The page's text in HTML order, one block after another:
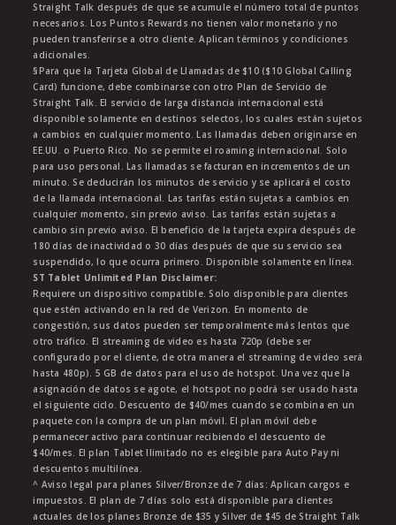
Straight Talk después de que se acumule el número total de puntos
necesarios. Los Puntos Rewards no tienen valor monetario y no
pueden transferirse a otro cliente. Aplican términos y condiciones
adicionales.
§Para que la Tarjeta Global de Llamadas de $10 ($10 Global Calling
Card) funcione, debe combinarse con otro Plan de Servicio de
Straight Talk. El servicio de larga distancia internacional está
disponible solamente en destinos selectos, los cuales están sujetos
a cambios en cualquier momento. Las llamadas deben originarse en
EE.UU. o Puerto Rico. No se permite el roaming internacional. Solo
para uso personal. Las llamadas se facturan en incrementos de un
minuto. Se deducirán los minutos de servicio y se aplicará el costo
de la llamada internacional. Las tarifas están sujetas a cambios en
cualquier momento, sin previo aviso. Las tarifas están sujetas a
cambio sin previo aviso. El beneficio de la tarjeta expira después de
180 días de inactividad o 30 días después de que su servicio sea
suspendido, lo que ocurra primero. Disponible solamente en línea.
ST Tablet Unlimited Plan Disclaimer:
Requiere un dispositivo compatible. Solo disponible para clientes
que estén activando en la red de Verizon. En momento de
congestión, sus datos pueden ser temporalmente más lentos que
otro tráfico. El streaming de video es hasta 720p (debe ser
configurado por el cliente, de otra manera el streaming de video será
hasta 480p). 5 GB de datos para el uso de hotspot. Una vez que la
asignación de datos se agote, el hotspot no podrá ser usado hasta
el siguiente ciclo. Descuento de $40/mes cuando se combina en un
paquete con la compra de un plan móvil. El plan móvil debe
permanecer activo para continuar recibiendo el descuento de
$40/mes. El plan Tablet Ilimitado no es elegible para Auto Pay ni
descuentos multilínea.
^ Aviso legal para planes Silver/Bronze de 7 días: Aplican cargos e
impuestos. El plan de 7 días solo está disponible para clientes
actuales de los planes Bronze de $35 y Silver de $45 de Straight Talk